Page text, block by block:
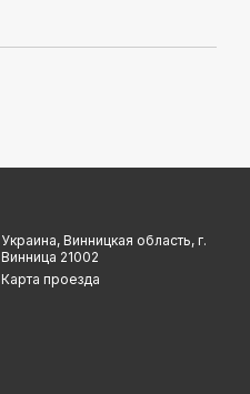
Украина, Винницкая область, г.
Винница 21002
Карта проезда